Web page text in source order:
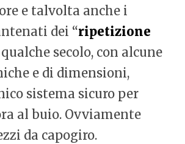
e talvolta anche i
dei “ripetizione
qualche secolo, con alcune
e di dimensioni,
sistema sicuro per
al buio. Ovviamente
da capogiro.